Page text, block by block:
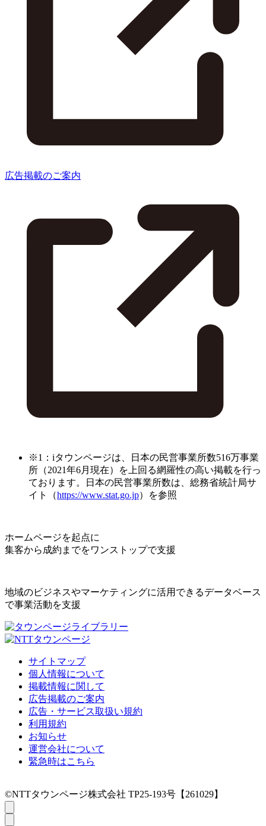
広告掲載のご案内
※1：iタウンページは、日本の民営事業所数516万事業
所（2021年6月現在）を上回る網羅性の高い掲載を行っ
ております。日本の民営事業所数は、総務省統計局サ
イト（https://www.stat.go.jp）を参照
ホームページを起点に
集客から成約までをワンストップで支援
地域のビジネスやマーケティングに活用できるデータベース
で事業活動を支援
サイトマップ
個人情報について
掲載情報に関して
広告掲載のご案内
広告・サービス取扱い規約
利用規約
お知らせ
運営会社について
緊急時はこちら
©NTTタウンページ株式会社 TP25-193号【261029】